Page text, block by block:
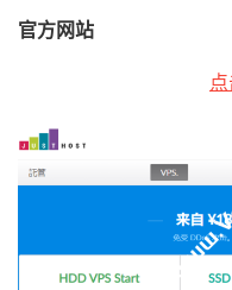
官方网站